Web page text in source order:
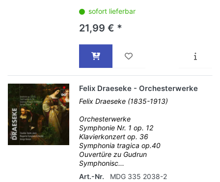
sofort lieferbar
21,99 € *
Felix Draeseke - Orchesterwerke
Felix Draeseke (1835-1913)
Orchesterwerke
Symphonie Nr. 1 op. 12
Klavierkonzert op. 36
Symphonia tragica op.40
Ouvertüre zu Gudrun
Symphonisc...
Art.-Nr.
MDG 335 2038-2